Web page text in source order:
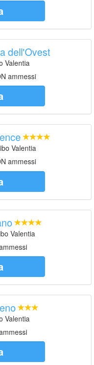
dell'Ovest
Valentia
ammessi
Valentia
ammessi
Valentia
Valentia